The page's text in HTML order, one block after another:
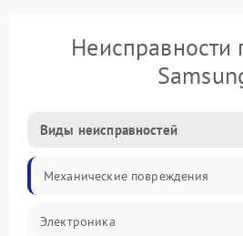
Неисправности
Виды неисправностей
Механические повреждения
Электроника